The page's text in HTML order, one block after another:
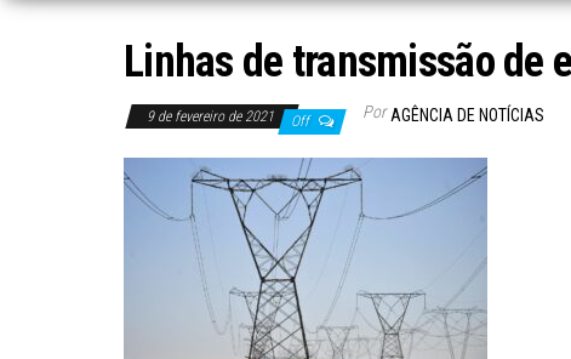
Linhas de transmissão de
9 de fevereiro de 2021 Off Por AGÊNCIA DE NOTÍCIAS